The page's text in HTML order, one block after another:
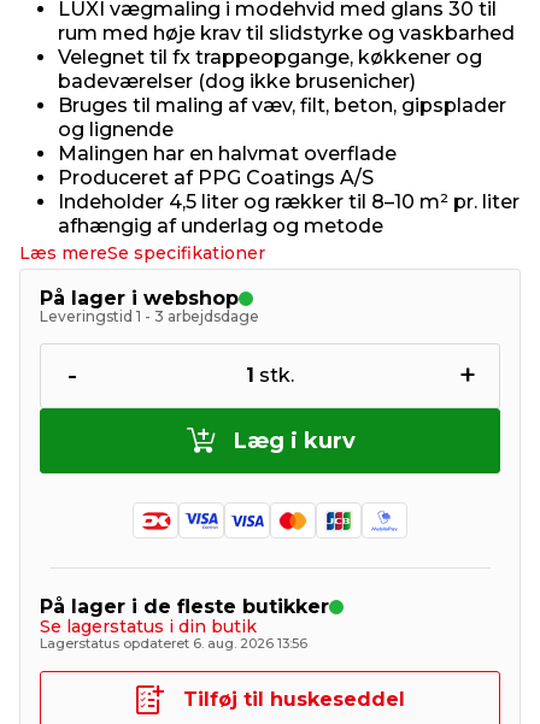
LUXI vægmaling i modehvid med glans 30 til
rum med høje krav til slidstyrke og vaskbarhed
Velegnet til fx trappeopgange, køkkener og
badeværelser (dog ikke brusenicher)
Bruges til maling af væv, filt, beton, gipsplader
og lignende
Malingen har en halvmat overflade
Produceret af PPG Coatings A/S
Indeholder 4,5 liter og rækker til 8–10 m² pr. liter
afhængig af underlag og metode
Læs mereSe specifikationer
På lager i webshop
Leveringstid 1 - 3 arbejdsdage
- 1 stk. +
Læg i kurv
På lager i de fleste butikker
Se lagerstatus i din butik
Lagerstatus opdateret 6. aug. 2026 13:56
Tilføj til huskeseddel